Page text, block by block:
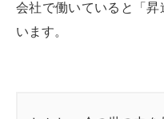
会社で働いていると「
います。